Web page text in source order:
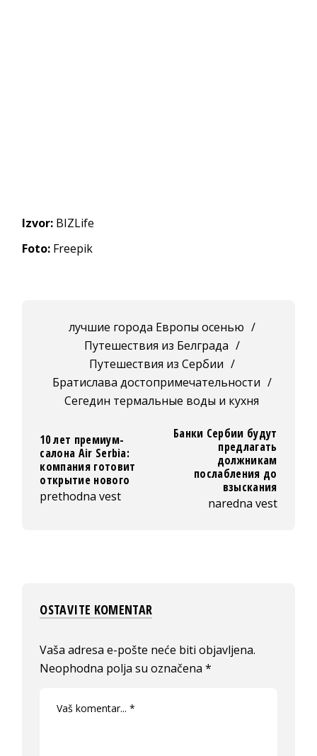
Izvor: BIZLife
Foto: Freepik
лучшие города Европы осенью /
Путешествия из Белграда /
Путешествия из Сербии /
Братислава достопримечательности /
Сегедин термальные воды и кухня
10 лет премиум-
салона Air Serbia:
компания готовит
открытие нового
prethodna vest
Банки Сербии будут
предлагать
должникам
послабления до
взыскания
naredna vest
OSTAVITE KOMENTAR
Vaša adresa e-pošte neće biti objavljena.
Neophodna polja su označena*